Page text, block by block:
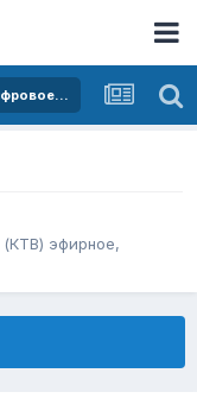
Телевидение: кабельное (КТВ) эфирное, цифровое (DVB), IPTV и OTT
(КТВ) эфирное,